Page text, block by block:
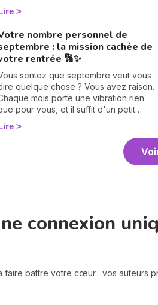
la suite. 💫
et bienveillants pour vous
énergétiquement et retrouver
nombre personnel de
: la mission cachée de
rentrée 🔢✨
sentez que septembre veut vous
quelque chose ? Vous avez raison.
mois porte une vibration rien
pour vous, et il suffit d'un petit
de 30 secondes pour la révéler.
le guide : on trouve votre
nombre personnel, puis votre mission de
septembre, chiffre par chiffre. 🔢
connexion
faire battre votre cœur : vos auteurs